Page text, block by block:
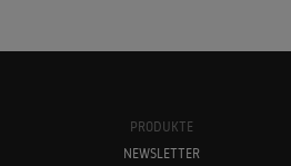
PRODUKTE
NEWSLETTER